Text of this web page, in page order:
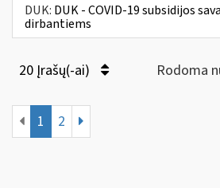
DUK: DUK - COVID-19 subsidijos
dirbantiems
20 Įrašų(-ai) Rodoma
1 2